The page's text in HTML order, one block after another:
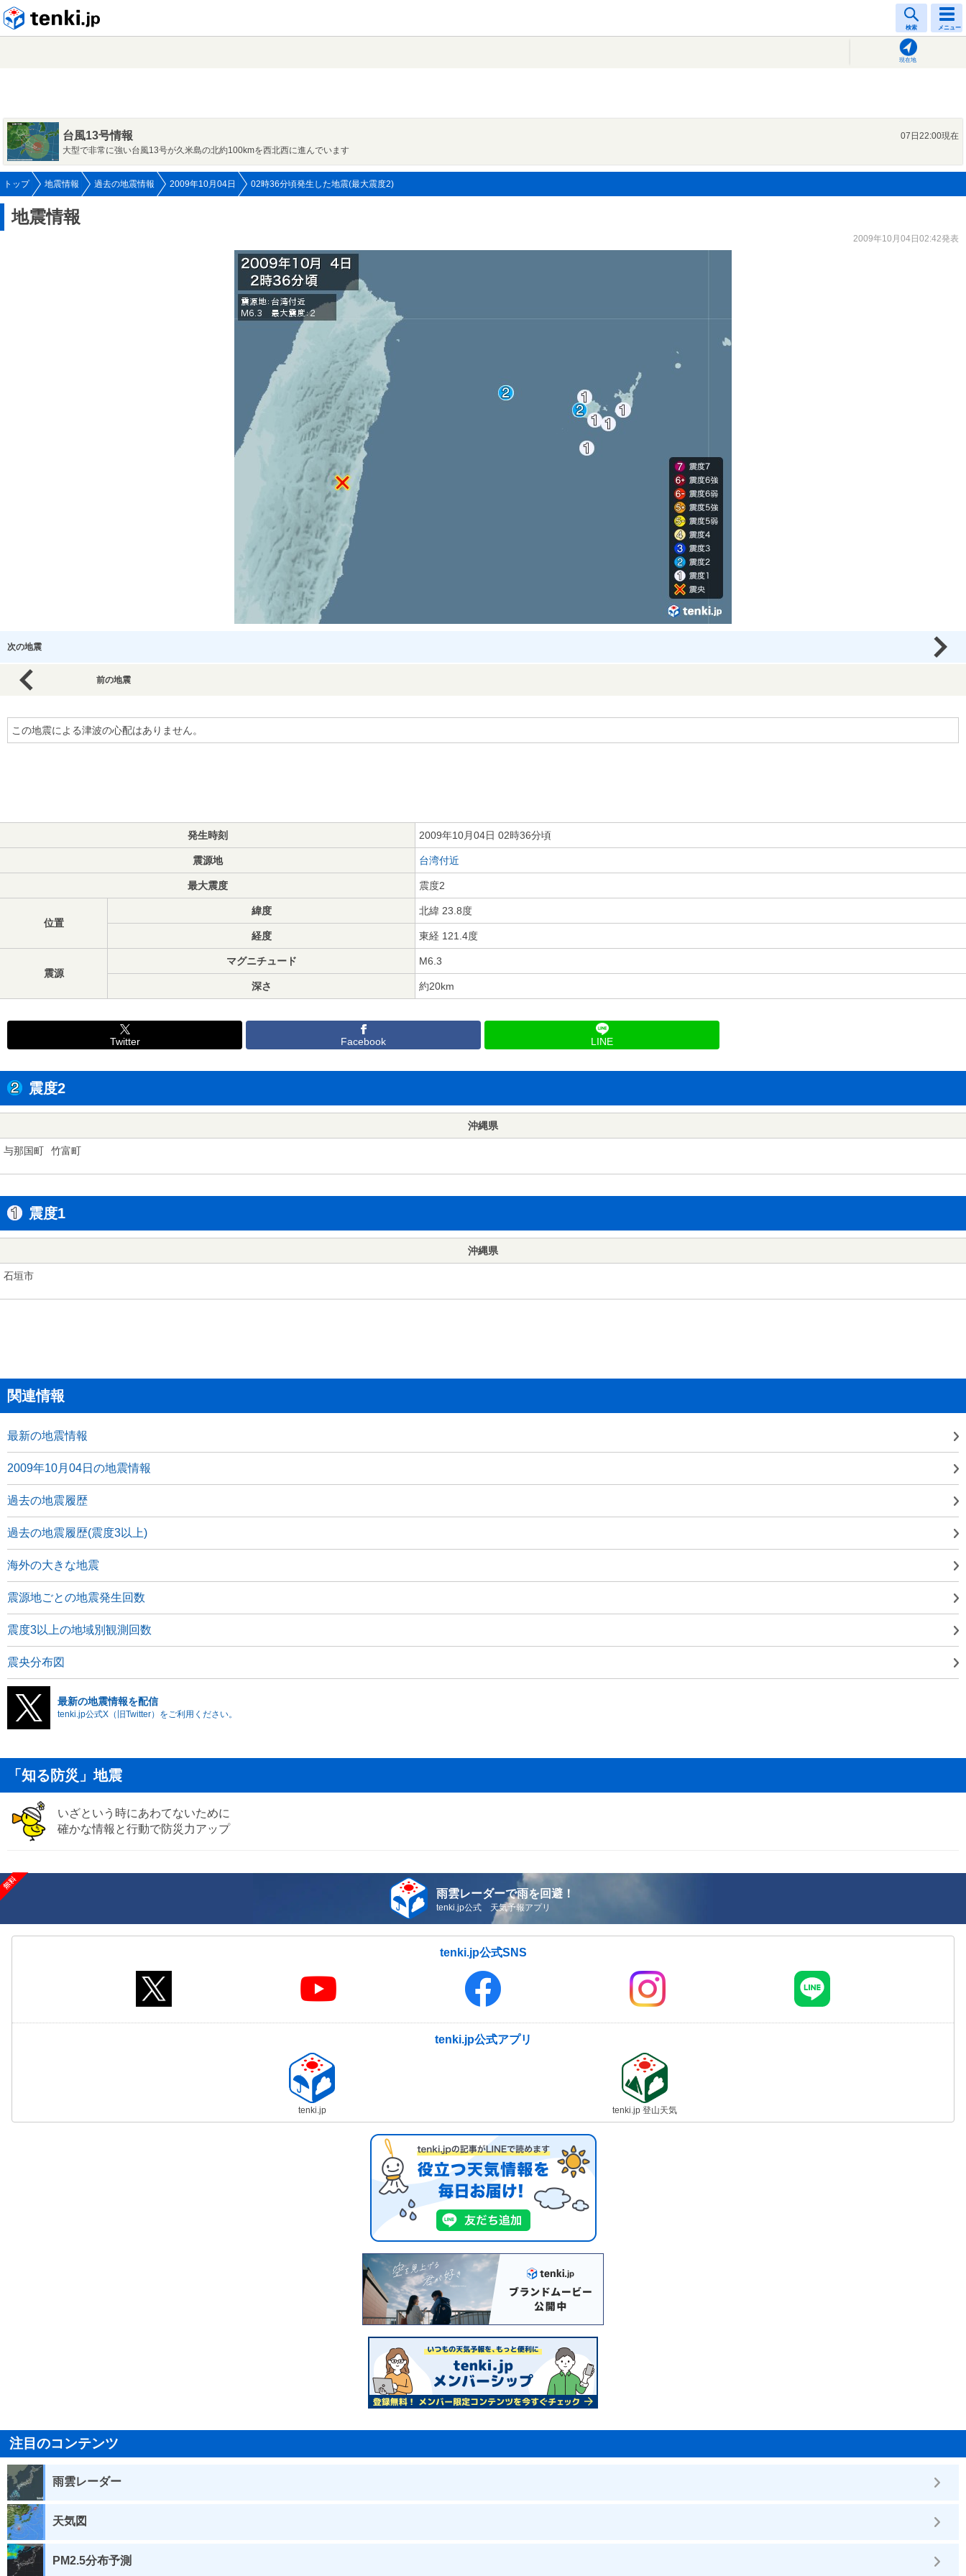
検索 メニュー
現在地
台風13号情報
07日22:00現在
大型で非常に強い台風13号が久米島の北約100kmを西北西に進んでいます
トップ 地震情報 過去の地震情報 2009年10月04日 02時36分頃発生した地震(最大震度2)
地震情報
2009年10月04日02:42発表
次の地震
前の地震
この地震による津波の心配はありません。
発生時刻 2009年10月04日 02時36分頃
震源地 台湾付近
最大震度 震度2
位置
緯度 北緯 23.8度
経度 東経 121.4度
震源
マグニチュード M6.3
深さ 約20km
Twitter Facebook LINE
震度2
沖縄県
与那国町 竹富町
震度1
沖縄県
石垣市
関連情報
最新の地震情報
2009年10月04日の地震情報
過去の地震履歴
過去の地震履歴(震度3以上)
海外の大きな地震
震源地ごとの地震発生回数
震度3以上の地域別観測回数
震央分布図
最新の地震情報を配信
tenki.jp公式X（旧Twitter）をご利用ください。
「知る防災」地震
いざという時にあわてないために
確かな情報と行動で防災力アップ
雨雲レーダーで雨を回避！
tenki.jp公式 天気予報アプリ
tenki.jp公式SNS
tenki.jp公式アプリ
tenki.jp tenki.jp 登山天気
注目のコンテンツ
雨雲レーダー
天気図
PM2.5分布予測